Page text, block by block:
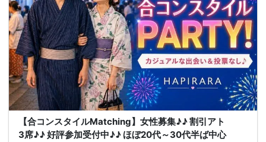
【合コンスタイルMatching】女性募集♪♪ 割引アト
3席♪♪ 好評参加受付中♪♪ ほぼ20代～30代半ば中心